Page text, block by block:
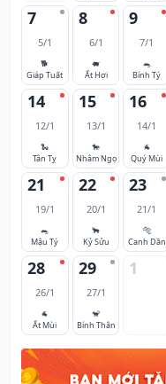
7
5/1
🐕
Giáp Tuất
8
6/1
🐖
Ất Hợi
9
7/1
🐀
Bính Tý
14
12/1
🐍
Tân Tỵ
15
13/1
🐎
Nhâm Ngọ
16
14/1
🐐
Quý Mùi
21
19/1
🐀
Mậu Tý
22
20/1
🐂
Kỷ Sửu
23
21/1
🐅
Canh Dần
28
26/1
🐐
Ất Mùi
29
27/1
🐒
Bính Thân
1